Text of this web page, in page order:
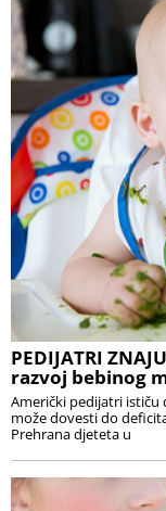
PEDIJATRI
razvoj bebinog
Američki pedijatri
može dovesti do
Prehrana djeteta u